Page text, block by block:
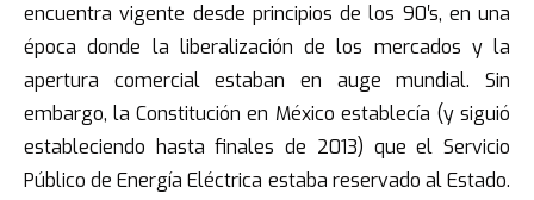
encuentra vigente desde principios de los 90′s, en una
época donde la liberalización de los mercados y la
apertura comercial estaban en auge mundial. Sin
embargo, la Constitución en México establecía (y siguió
estableciendo hasta finales de 2013) que el Servicio
Público de Energía Eléctrica estaba reservado al Estado.